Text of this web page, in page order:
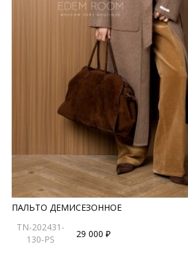
*описание несет информационный
правила ухода могут быть изменены
ПАЛЬТО ДЕМИСЕЗОННОЕ
TN-202431-
130-PS
29 000 ₽